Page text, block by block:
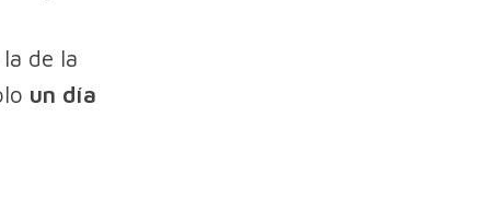
de la
un día